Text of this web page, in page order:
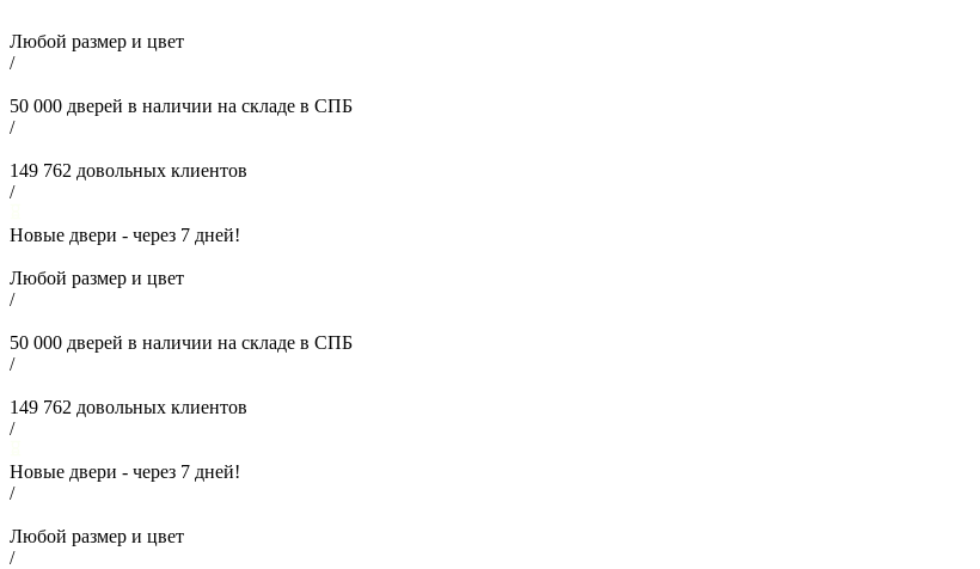
Любой размер и цвет
/
50 000 дверей в наличии на складе в СПБ
/
149 762 довольных клиентов
/
Новые двери - через 7 дней!
Любой размер и цвет
/
50 000 дверей в наличии на складе в СПБ
/
149 762 довольных клиентов
/
Новые двери - через 7 дней!
/
Любой размер и цвет
/